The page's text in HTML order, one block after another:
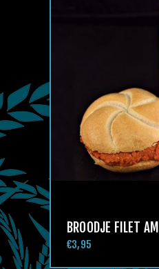
BROODJE FILET
€3,95